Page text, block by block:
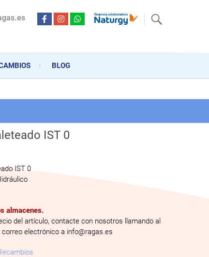
desde hace más de 20 años . Acompañamos al cliente
en la venta, montaje y reparación, hasta la
BLOG
IST 0
IST 0
almacenes.
del artículo, contacte con nosotros llamando al
electrónico a info@ragas.es